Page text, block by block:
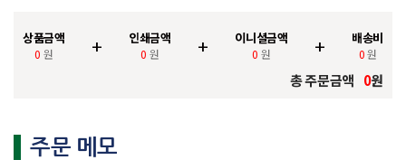
상품금액
0 원 + 인쇄금액
0 원 + 이니셜금액
0 원 + 배송비
0원
총 주문금액 0원
주문 메모